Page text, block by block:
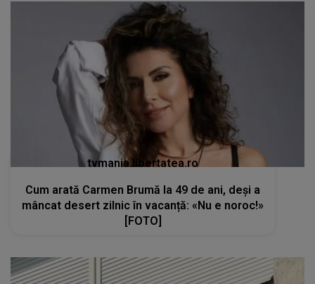
tvmania.libertatea.ro
Cum arată Carmen Brumă la 49 de ani, deși a
mâncat desert zilnic în vacanță: «Nu e noroc!»
[FOTO]